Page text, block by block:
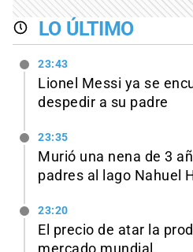
LO ÚLTIMO
23:43
Lionel Messi ya se
despedir a su padre
23:35
Murió una nena de 3
padres al lago Nahuel
23:20
El precio de atar la
mercado mundial